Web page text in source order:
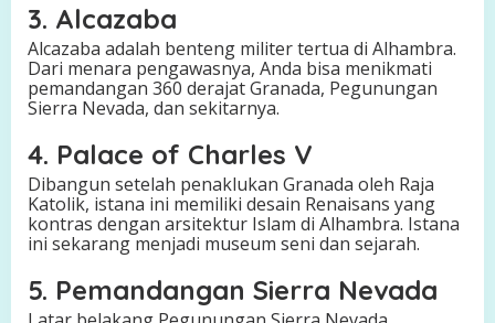
3. Alcazaba
Alcazaba adalah benteng militer tertua di Alhambra.
Dari menara pengawasnya, Anda bisa menikmati
pemandangan 360 derajat Granada, Pegunungan
Sierra Nevada, dan sekitarnya.
4. Palace of Charles V
Dibangun setelah penaklukan Granada oleh Raja
Katolik, istana ini memiliki desain Renaisans yang
kontras dengan arsitektur Islam di Alhambra. Istana
ini sekarang menjadi museum seni dan sejarah.
5. Pemandangan Sierra Nevada